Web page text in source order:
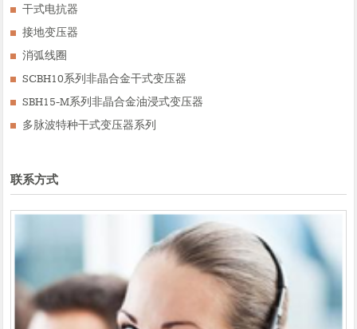
干式电抗器
接地变压器
消弧线圈
SCBH10系列非晶合金干式变压器
SBH15-M系列非晶合金油浸式变压器
多脉波特种干式变压器系列
联系方式